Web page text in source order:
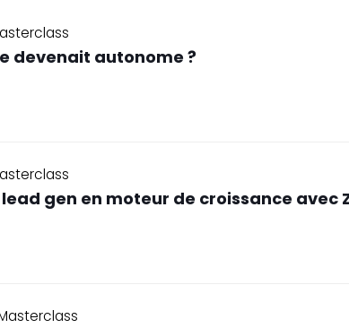
devenait autonome ?
gen en moteur de croissance avec